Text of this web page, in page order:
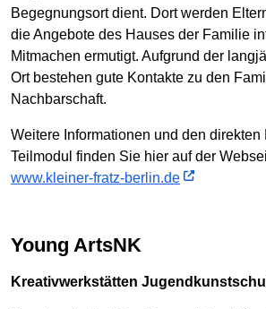
Begegnungsort dient. Dort werden
die Angebote des Hauses der Familie
Mitmachen ermutigt. Aufgrund der
Ort bestehen gute Kontakte zu den
Nachbarschaft.
Weitere Informationen und den direkten
Teilmodul finden Sie hier auf der
www.kleiner-fratz-berlin.de
Young ArtsNK
Kreativwerkstätten